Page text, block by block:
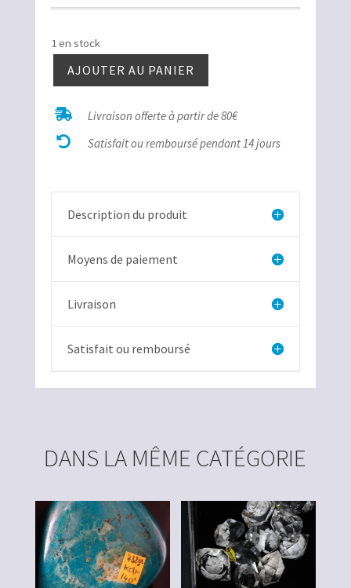
1 en stock
quantité
Amétrine
Bolivie
percés
AJOUTER AU PANIER
 Livraison offerte à partir de 80€
 Satisfait ou remboursé pendant 14 jours
Description du produit
Moyens de paiement
Livraison
Satisfait ou remboursé
DANS LA MÊME CATÉGORIE